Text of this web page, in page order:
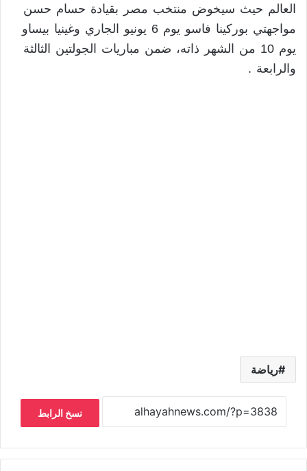
العالم حيث سيخوض منتخب مصر بقيادة حسام حسن
مواجهتي بوركينا فاسو يوم 6 يونيو الجاري وغينيا بيساو
يوم 10 من الشهر ذاته، ضمن مباريات الجولتين الثالثة
والرابعة .
رياضة
نسخ الرابط